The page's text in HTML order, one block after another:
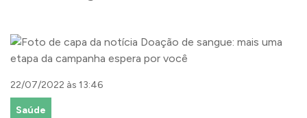
22/07/2022 às 13:46
Saúde